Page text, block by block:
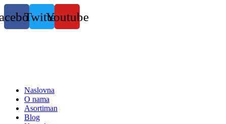
Skočite
na
sadržaj
TwitterYoutube
Naslovna
O nama
Asortiman
Blog